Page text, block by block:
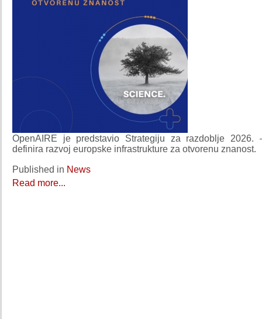
OpenAIRE je predstavio Strategiju za razdoblje 2026.
definira razvoj europske infrastrukture za otvorenu znanost.
Published in News
Read more...